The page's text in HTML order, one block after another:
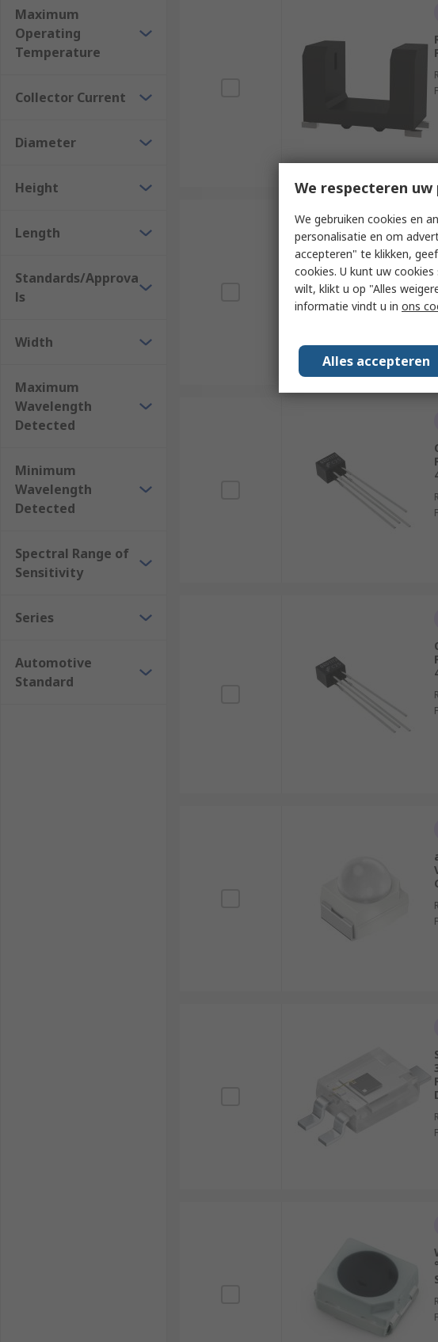
Maximum
Operating
Temperature
Collector Current
Diameter
Height
Length
Standards/Approva
ls
Width
Maximum
Wavelength
Detected
Minimum
Wavelength
Detected
Spectral Range of
Sensitivity
Series
Automotive
Standard
We respecteren uw
We gebruiken cookies en
personalisatie en om
accepteren" te klikken,
cookies. U kunt uw
wilt, klikt u op "Alles
informatie vindt u in ons
Alles accepteren